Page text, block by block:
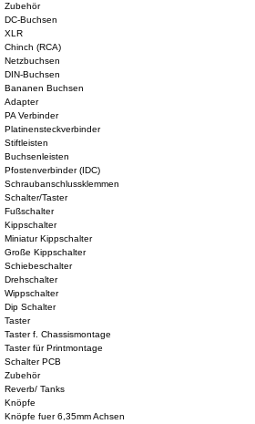
Zubehör
DC-Buchsen
XLR
Chinch (RCA)
Netzbuchsen
DIN-Buchsen
Bananen Buchsen
Adapter
PA Verbinder
Platinensteckverbinder
Stiftleisten
Buchsenleisten
Pfostenverbinder (IDC)
Schraubanschlussklemmen
Schalter/Taster
Fußschalter
Kippschalter
Miniatur Kippschalter
Große Kippschalter
Schiebeschalter
Drehschalter
Wippschalter
Dip Schalter
Taster
Taster f. Chassismontage
Taster für Printmontage
Schalter PCB
Zubehör
Reverb/ Tanks
Knöpfe
Knöpfe fuer 6,35mm Achsen